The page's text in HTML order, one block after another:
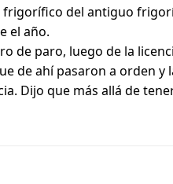
del antiguo
el año.
paro, luego de la
de ahí pasaron a orden
Dijo que más allá de